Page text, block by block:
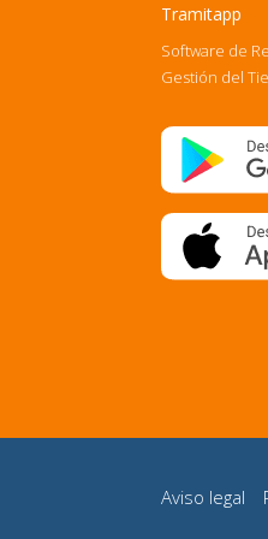
Tramitapp
Software de
Gestión del
Aviso legal